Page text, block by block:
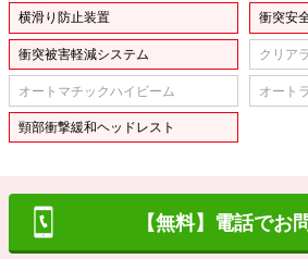
横滑り防止装置 衝突安
衝突被害軽減システム クリア
オートマチックハイビーム オート
頸部衝撃緩和ヘッドレスト
【無料】電話でお